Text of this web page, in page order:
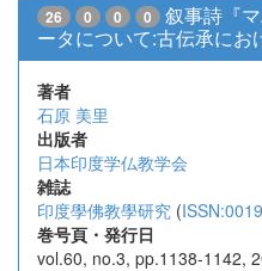
26 0 0 0
叙事詩『
ータについて:古伝承にお
著者
石原 美里
出版者
日本印度学仏教学会
雑誌
印度學佛教學研究 (
巻号頁・発行日
vol.60, no.3, pp.1138-1142,